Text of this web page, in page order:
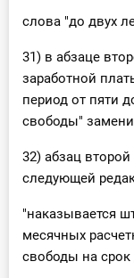
слова "до двух
31) в абзаце
заработной
период от пяти
свободы"
32) абзац
следующей
"наказывается
месячных
свободы на срок